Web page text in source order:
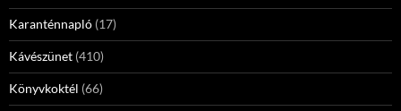
Karanténnapló (17)
Kávészünet (410)
Könyvkoktél (66)